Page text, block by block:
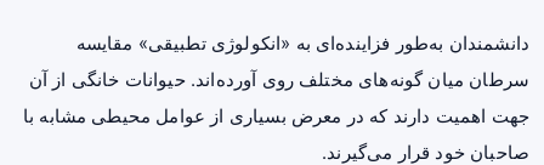
دانشمندان به‌طور فزاینده‌ای به «انکولوژی تطبیقی» مقایسه
سرطان میان گونه‌های مختلف روی آورده‌اند. حیوانات خانگی از آن
جهت اهمیت دارند که در معرض بسیاری از عوامل محیطی مشابه با
صاحبان خود قرار می‌گیرند.